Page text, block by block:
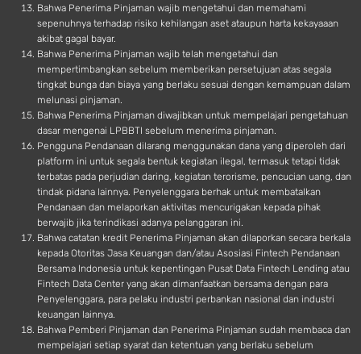
Bahwa Penerima Pinjaman wajib mengetahui dan memahami
sepenuhnya terhadap risiko kehilangan aset ataupun harta kekayaaan
akibat gagal bayar.
Bahwa Penerima Pinjaman wajib telah mengetahui dan
mempertimbangkan sebelum memberikan persetujuan atas segala
tingkat bunga dan biaya yang berlaku sesuai dengan kemampuan dalam
melunasi pinjaman.
Bahwa Penerima Pinjaman diwajibkan untuk mempelajari pengetahuan
dasar mengenai LPBBTI sebelum menerima pinjaman.
Pengguna Pendanaan dilarang menggunakan dana yang diperoleh dari
platform ini untuk segala bentuk kegiatan ilegal, termasuk tetapi tidak
terbatas pada perjudian daring, kegiatan terorisme, pencucian uang, dan
tindak pidana lainnya. Penyelenggara berhak untuk membatalkan
Pendanaan dan melaporkan aktivitas mencurigakan kepada pihak
berwajib jika terindikasi adanya pelanggaran ini.
Bahwa catatan kredit Penerima Pinjaman akan dilaporkan secara berkala
kepada Otoritas Jasa Keuangan dan/atau Asosiasi Fintech Pendanaan
Bersama Indonesia untuk kepentingan Pusat Data Fintech Lending atau
Fintech Data Center yang akan dimanfaatkan bersama dengan para
Penyelenggara, para pelaku industri perbankan nasional dan industri
keuangan lainnya.
Bahwa Pemberi Pinjaman dan Penerima Pinjaman sudah membaca dan
mempelajari setiap syarat dan ketentuan yang berlaku sebelum